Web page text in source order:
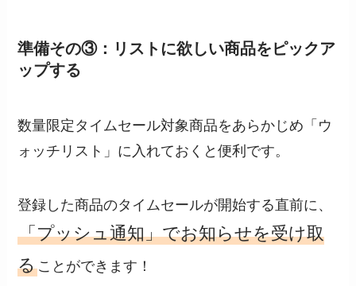
準備その③：リストに欲しい商品をピックア
ップする
数量限定タイムセール対象商品をあらかじめ「ウ
ォッチリスト」に入れておくと便利です。
登録した商品のタイムセールが開始する直前に、
「プッシュ通知」でお知らせを受け取
ることができます！